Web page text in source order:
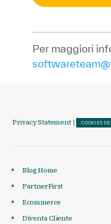
Per maggiori
Privacy Statement | COOKIES
Blog Home
PartnerFirst
Ecommerce
Diventa Cliente